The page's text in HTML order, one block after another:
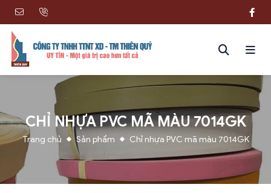
CHỈ NHỰA PVC MÃ MÀU 7014GK
Trang chủ Sản phẩm Chỉ nhựa PVC mã màu 7014GK